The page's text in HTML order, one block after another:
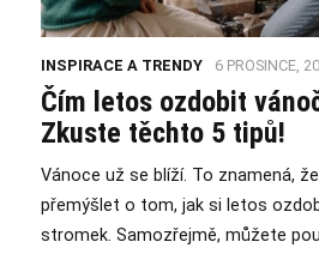
INSPIRACE A TRENDY 6 PROSINCE,
Čím letos ozdobit
Zkuste těchto 5 tipů!
Vánoce už se blíží. To znamená,
přemýšlet o tom, jak si letos
stromek. Samozřejmě, můžete